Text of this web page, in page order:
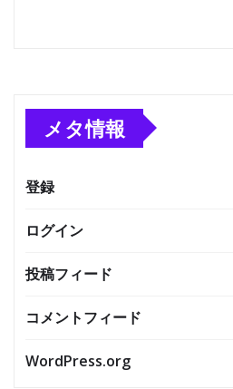
メタ情報
登録
ログイン
投稿フィード
コメントフィード
WordPress.org